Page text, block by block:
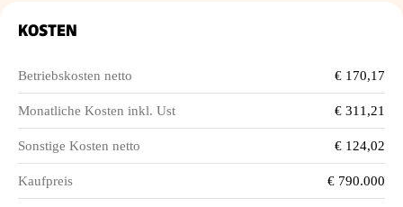
KOSTEN
Betriebskosten netto € 170,17
Monatliche Kosten inkl. Ust € 311,21
Sonstige Kosten netto € 124,02
Kaufpreis € 790.000